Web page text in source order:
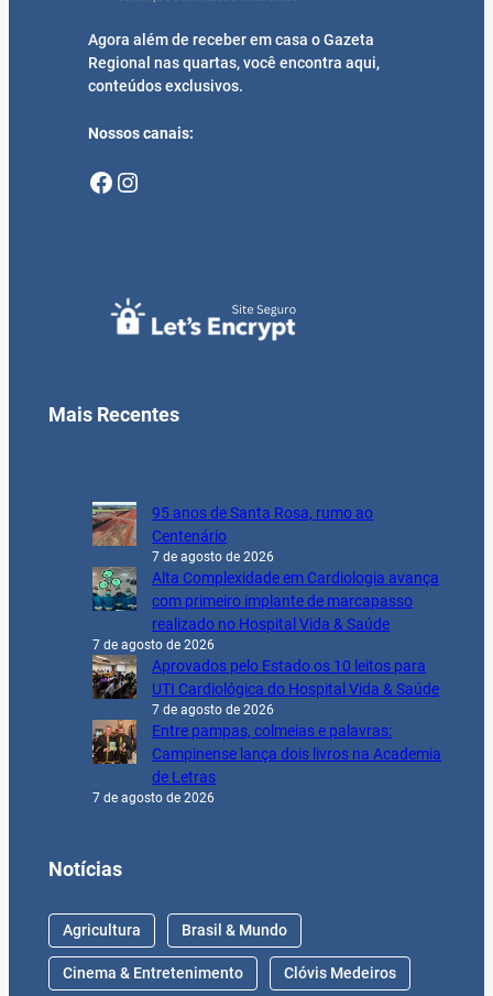
Agora além de receber em casa o Gazeta
Regional nas quartas, você encontra aqui,
conteúdos exclusivos.
Nossos canais:
Facebook Instagram
Mais Recentes
95 anos de Santa Rosa, rumo ao
Centenário
7 de agosto de 2026
Alta Complexidade em Cardiologia avança
com primeiro implante de marcapasso
realizado no Hospital Vida & Saúde
7 de agosto de 2026
Aprovados pelo Estado os 10 leitos para
UTI Cardiológica do Hospital Vida & Saúde
7 de agosto de 2026
Entre pampas, colmeias e palavras:
Campinense lança dois livros na Academia
de Letras
7 de agosto de 2026
Notícias
Agricultura Brasil & Mundo
Cinema & Entretenimento Clóvis Medeiros